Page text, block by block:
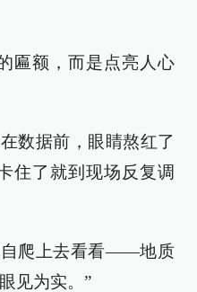
匾额，而是点亮人心
数据前，眼睛熬红了
住了就到现场反复调
自爬上去看看——地质
见为实。”